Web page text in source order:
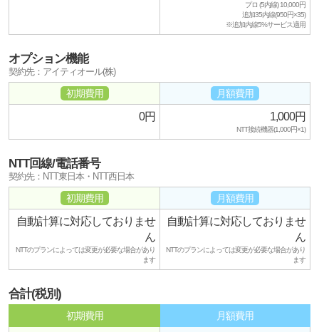
プロ (5内線) 10,000円
追加35内線(950円×35)
※追加内線5%サービス適用
オプション機能
契約先：アイティオール(株)
初期費用 月額費用
0円 1,000円
NTT接続機器(1,000円×1)
NTT回線/電話番号
契約先：NTT東日本・NTT西日本
初期費用 月額費用
自動計算に対応しておりませ
ん
NTTのプランによっては変更が必要な場合があり
ます
自動計算に対応しておりませ
ん
NTTのプランによっては変更が必要な場合があり
ます
合計(税別)
初期費用 月額費用